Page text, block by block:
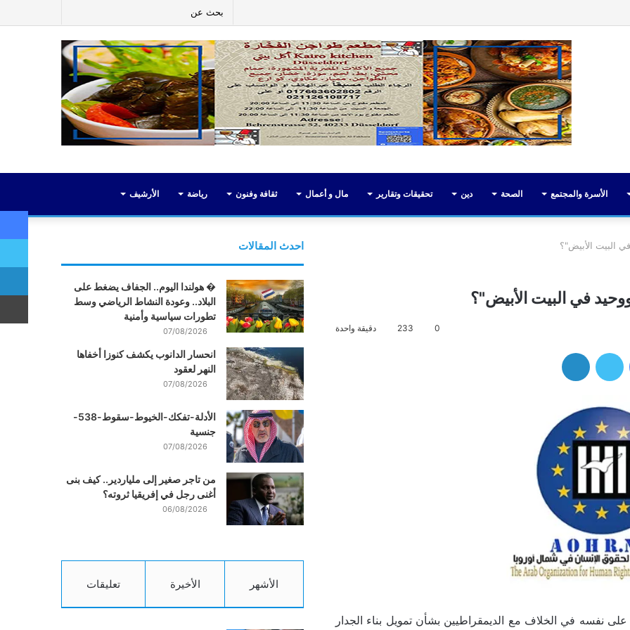
عن
إضافة
عمود
جانبي
الأسرة والمجتمع الصحة دين تحقيقات وتقارير مال و أعمال ثقافة وفنون رياضة الأرشيف
البيت الأبيض"؟
في البيت الأبيض"؟
0
233 دقيقة واحدة
نفسه في الخلاف مع الديمقراطيين بشأن تمويل بناء الجدار
احدث المقالات
� هولندا اليوم.. الجفاف يضغط على
البلاد.. وعودة النشاط الرياضي وسط
تطورات سياسية وأمنية
07/08/2026
انحسار الدانوب يكشف كنوزا أخفاها
النهر لعقود
07/08/2026
الأدلة-تفكك-الخيوط-سقوط-538-
جنسية
07/08/2026
من تاجر صغير إلى ملياردير.. كيف بنى
أغنى رجل في إفريقيا ثروته؟
06/08/2026
الأشهر الأخيرة تعليقات